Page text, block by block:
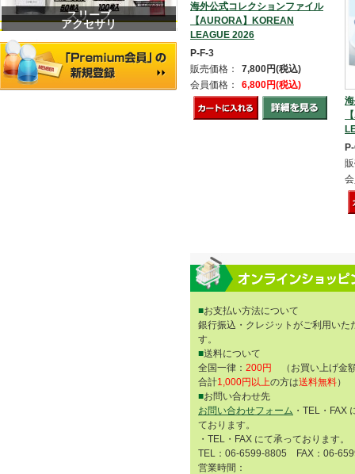
海外公式コレクションファイル
【AURORA】KOREAN
LEAGUE 2026
P-F-3
販売価格：
7,800円(税込)
会員価格：
6,800円(税込)
■お支払い方法について
銀行振込・クレジットがご利用いた
す。
■送料について
全国一律： 200円 （お買い上げ金
合計1,000円以上の方は送料無料）
■お問い合わせ先
お問い合わせフォーム ・TEL・FAX
ております。
・TEL・FAX にて承っております。
TEL：06-6599-8805 FAX：06-
営業時間：
スリーブ
アクセサリ